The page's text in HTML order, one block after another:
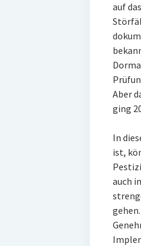
auf
Aber
ging
In
ist,
auch